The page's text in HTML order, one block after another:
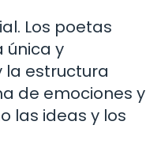
Los poetas
única y
la estructura
de emociones y
las ideas y los